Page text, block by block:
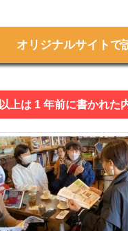
オリジナルサイトで
以上は 1 年前に書かれた